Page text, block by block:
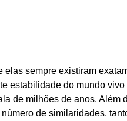
sempre existiram
estabilidade do mundo
de milhões de anos. Além
de similaridades,